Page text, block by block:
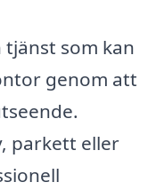
tjänst som kan
genom att
parkett eller